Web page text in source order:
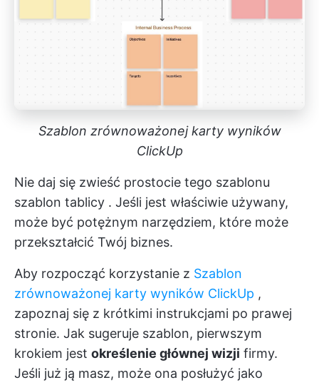
Szablon zrównoważonej karty wyników
ClickUp
Nie daj się zwieść prostocie tego szablonu
szablon tablicy . Jeśli jest właściwie używany,
może być potężnym narzędziem, które może
przekształcić Twój biznes.
Aby rozpocząć korzystanie z Szablon
zrównoważonej karty wyników ClickUp ,
zapoznaj się z krótkimi instrukcjami po prawej
stronie. Jak sugeruje szablon, pierwszym
krokiem jest określenie głównej wizji firmy.
Jeśli już ją masz, może ona posłużyć jako